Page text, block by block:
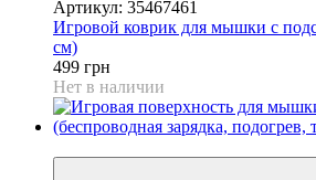
Артикул: 35467461
Игровой коврик для мышки с
см)
499 грн
Нет в наличии